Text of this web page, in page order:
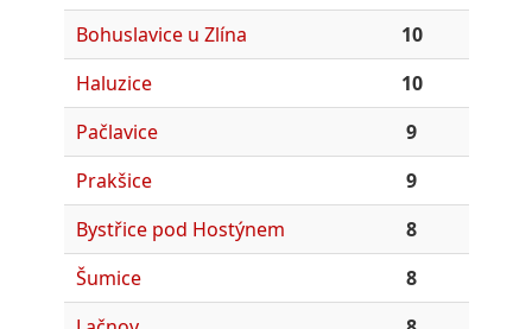
Bohuslavice u Zlína
10
Haluzice
10
Pačlavice
9
Prakšice
9
Bystřice pod Hostýnem
8
Šumice
8